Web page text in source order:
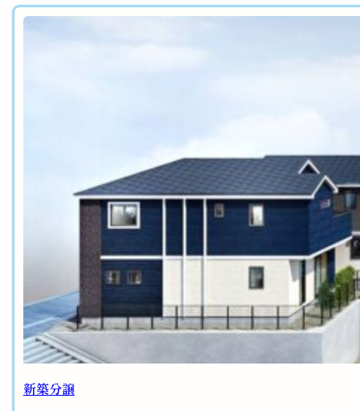
新築分譲